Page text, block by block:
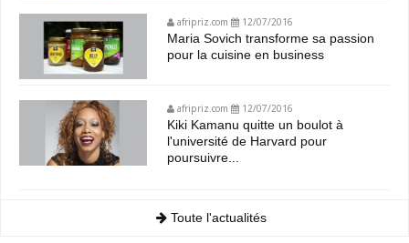
afripriz.com 12/07/2016
Maria Sovich transforme sa passion
pour la cuisine en business
afripriz.com 12/07/2016
Kiki Kamanu quitte un boulot à
l'université de Harvard pour
poursuivre...
Toute l'actualités